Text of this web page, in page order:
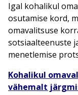
Igal kohalikul
osutamise kord,
omavalitsuse
sotsiaalteenuste
menetlemise
Kohalikul
vähemalt